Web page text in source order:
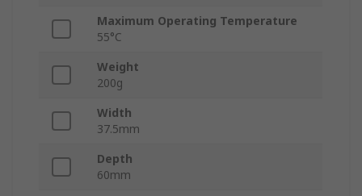
Maximum Operating Temperature
55°C
Weight
200g
Width
37.5mm
Depth
60mm